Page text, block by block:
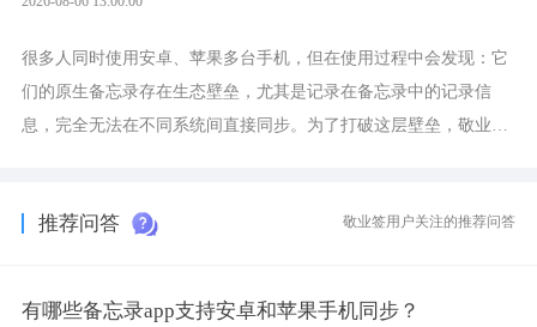
很多人同时使用安卓、苹果多台手机，但在使用过程中会发现：它
们的原生备忘录存在生态壁垒，尤其是记录在备忘录中的记录信
息，完全无法在不同系统间直接同步。为了打破这层壁垒，敬业签
推荐问答 敬业签用户关注的推荐问答
有哪些备忘录app支持安卓和苹果手机同步？